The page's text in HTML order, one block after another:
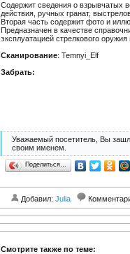
Содержит сведения о взрывчатых
действия, ручных гранат,
Вторая часть содержит фото и
Предназначен в качестве
эксплуатацией стрелкового
Сканирование: Temnyi_Elf
Забрать:
Уважаемый посетитель, Вы
своим именем.
Поделиться…
Добавил: Julia
Смотрите также по теме: